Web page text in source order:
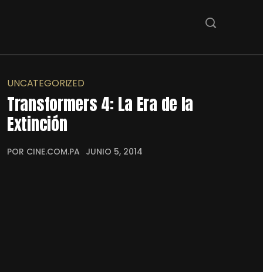
UNCATEGORIZED
Transformers 4: La Era de la
Extinción
POR CINE.COM.PA JUNIO 5, 2014